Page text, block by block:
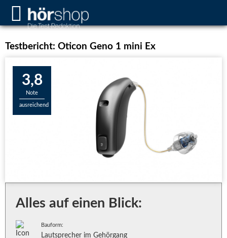
Testbericht: Oticon Geno 1 mini Ex
3,8
Note
ausreichend
Alles auf einen Blick:
Bauform:
Lautsprecher im Gehörgang